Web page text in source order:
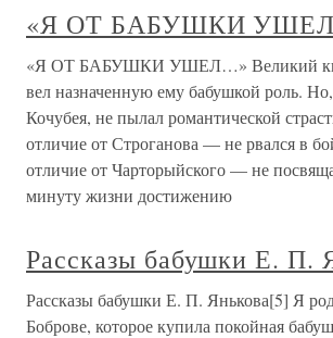
«Я ОТ БАБУШКИ
«Я ОТ БАБУШКИ УШЕЛ…» Великий
вел назначенную ему бабушкой роль.
Кочубея, не пылал романтической
отличие от Строганова — не рвался в
отличие от Чарторыйского — не
минуту жизни достижению
Рассказы бабушки Е. П.
Рассказы бабушки Е. П. Янькова[5] Я
Боброве, которое купила покойная